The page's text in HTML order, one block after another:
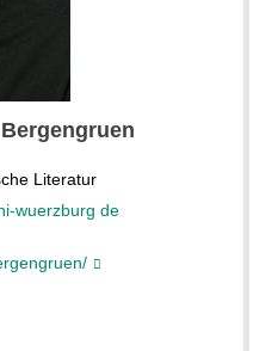
Literatur
wuerzburg de